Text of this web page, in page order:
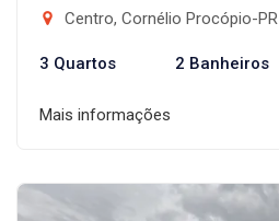
Centro, Cornélio Procópio-PR
3 Quartos 2 Banheiros
Mais informações